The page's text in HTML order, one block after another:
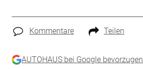
Kommentare Teilen
AUTOHAUS bei Google bevorzugen